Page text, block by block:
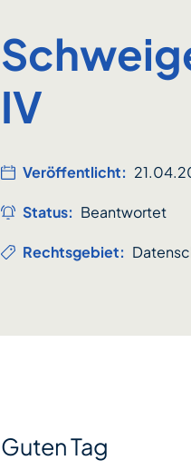
IV
Veröffentlicht:
Status: Beantwortet
Rechtsgebiet:
Guten Tag